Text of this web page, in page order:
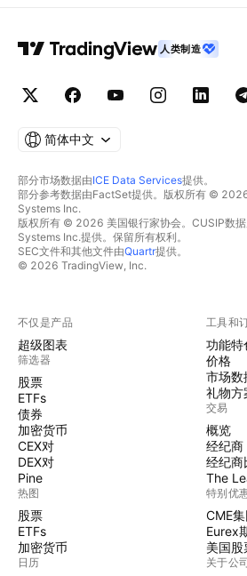
人类制造
简体中文
部分市场数据由ICE Data Services提供。
部分参考数据由FactSet提供。版权所有 ©
Systems Inc.
版权所有 © 2026 美国银行家协会。CUSIP数
Systems Inc.提供。保留所有权利。
SEC文件和其他文件由Quartr提供。
© 2026 TradingView, Inc.
不仅是产品
超级图表
筛选器
股票
ETFs
债券
加密货币
CEX对
DEX对
Pine
热图
股票
ETFs
加密货币
日历
工具和
功能特
价格
市场数
礼物方
交易
概览
经纪商
经纪商
The
特别优
CME
Eurex
美国股
关于公司